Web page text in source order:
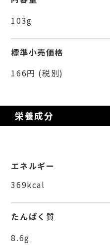
103g
標準小売価格
166円 (税別)
栄養成分
エネルギー
369kcal
たんぱく質
8.6g